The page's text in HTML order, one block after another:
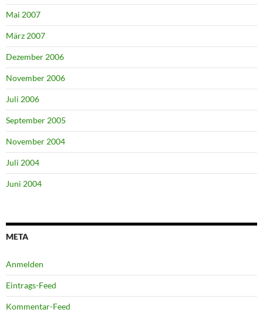
Mai 2007
März 2007
Dezember 2006
November 2006
Juli 2006
September 2005
November 2004
Juli 2004
Juni 2004
META
Anmelden
Eintrags-Feed
Kommentar-Feed